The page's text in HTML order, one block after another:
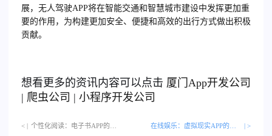
展，无人驾驶APP将在智能交通和智慧城市建设中发挥更加重
要的作用，为构建更加安全、便捷和高效的出行方式做出积极
贡献。
想看更多的资讯内容可以点击 厦门 App开发公司
| 爬虫公司 | 小程序开发公司
< | | >